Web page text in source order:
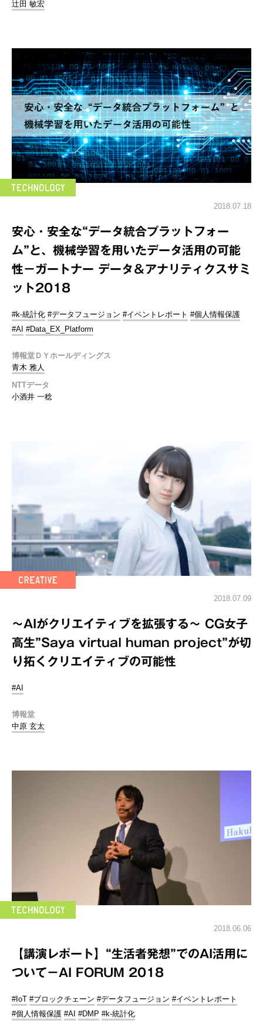
辻田 敏宏
2018.07.18
安心・安全な“データ統合プラットフォー
ム”と、機械学習を用いたデータ活用の可能
性－ガートナー データ＆アナリティクスサミ
ット2018
#k-統計化 #データフュージョン #イベントレポート #個人情報保護
#AI #Data_EX_Platform
博報堂ＤＹホールディングス
青木 雅人
NTTデータ
小酒井 一稔
2018.07.09
～AIがクリエイティブを拡張する～ CG女子
高生”Saya virtual human project”が切
り拓くクリエイティブの可能性
#AI
博報堂
中原 玄太
2018.06.06
【講演レポート】“生活者発想”でのAI活用に
ついて－AI FORUM 2018
#IoT #ブロックチェーン #データフュージョン #イベントレポート
#個人情報保護 #AI #DMP #k-統計化